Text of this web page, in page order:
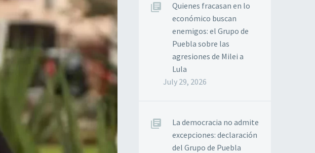
Quienes fracasan en lo
económico buscan
enemigos: el Grupo de
Puebla sobre las
agresiones de Milei a
Lula
July 29, 2026
La democracia no admite
excepciones: declaración
del Grupo de Puebla